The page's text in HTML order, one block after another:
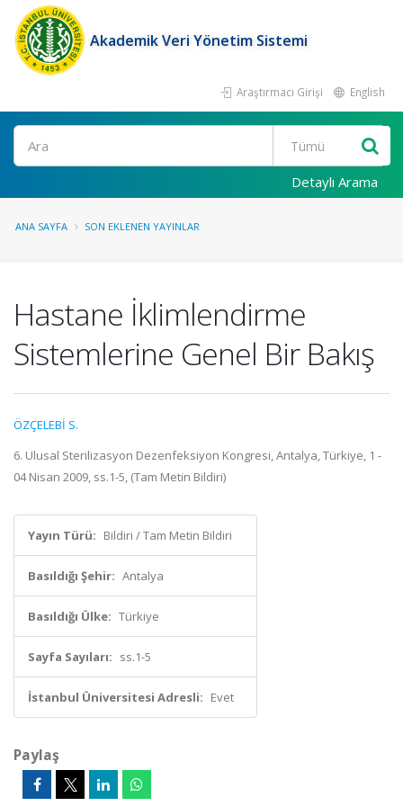
Akademik Veri Yönetim Sistemi
Araştırmacı Girişi English
Ara
Detaylı Arama
ANA SAYFA SON EKLENEN YAYINLAR
Hastane İklimlendirme
Sistemlerine Genel Bir Bakış
ÖZÇELEBİ S.
6. Ulusal Sterilizasyon Dezenfeksiyon Kongresi, Antalya, Türkiye, 1 -
04 Nisan 2009, ss.1-5, (Tam Metin Bildiri)
Yayın Türü: Bildiri / Tam Metin Bildiri
Basıldığı Şehir: Antalya
Basıldığı Ülke: Türkiye
Sayfa Sayıları: ss.1-5
İstanbul Üniversitesi Adresli: Evet
Paylaş